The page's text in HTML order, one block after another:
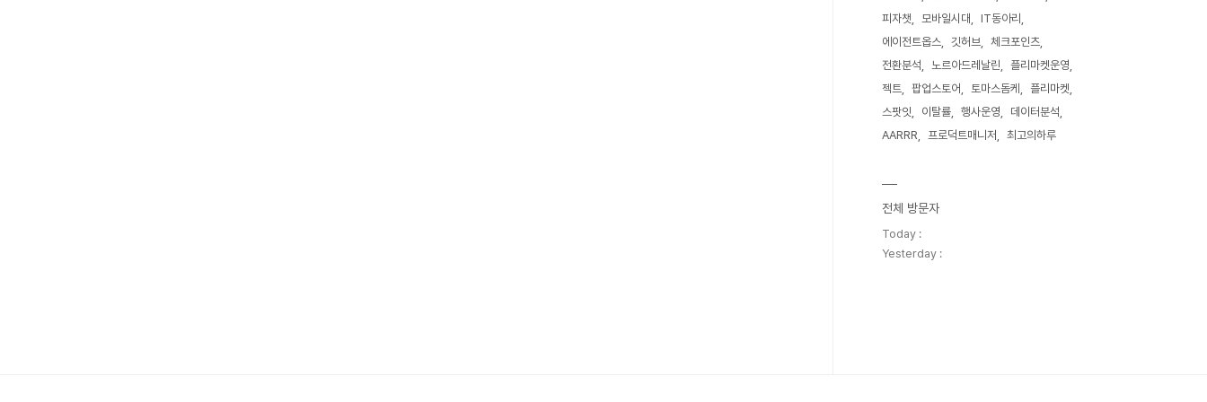
피자챗
모바일시대
IT동아리
에이전트옵스
깃허브
체크포인츠
전환분석
노르아드레날린
플리마켓운영
젝트
팝업스토어 토마스돔케
플리마켓
스팟잇
이탈률 행사운영
데이터분석
AARRR
프로덕트매니저 최고의하루
전체 방문자
Today :
Yesterday :